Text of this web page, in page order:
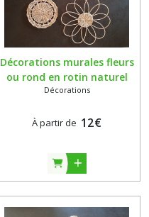
Décorations murales fleurs
ou rond en rotin naturel
écru - décorations bohèmes
Décorations
À partir de 12€